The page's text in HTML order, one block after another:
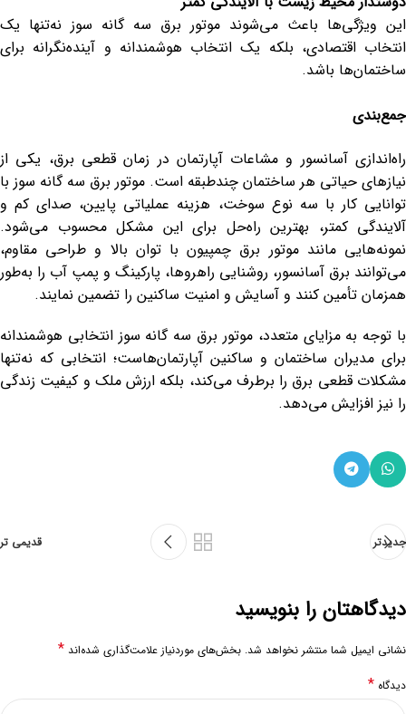
این ویژگی‌ها باعث می‌شوند موتور برق سه گانه سوز نه‌تنها یک
انتخاب اقتصادی، بلکه یک انتخاب هوشمندانه و آینده‌نگرانه برای
ساختمان‌ها باشد.
جمع‌بندی
راه‌اندازی آسانسور و مشاعات آپارتمان در زمان قطعی برق، یکی از
نیازهای حیاتی هر ساختمان چندطبقه است. موتور برق سه گانه سوز با
توانایی کار با سه نوع سوخت، هزینه عملیاتی پایین، صدای کم و
آلایندگی کمتر، بهترین راه‌حل برای این مشکل محسوب می‌شود.
نمونه‌هایی مانند موتور برق چمپیون با توان بالا و طراحی مقاوم،
می‌توانند برق آسانسور، روشنایی راهروها، پارکینگ و پمپ آب را به‌طور
همزمان تأمین کنند و آسایش و امنیت ساکنین را تضمین نمایند.
با توجه به مزایای متعدد، موتور برق سه گانه سوز انتخابی هوشمندانه
برای مدیران ساختمان و ساکنین آپارتمان‌هاست؛ انتخابی که نه‌تنها
مشکلات قطعی برق را برطرف می‌کند، بلکه ارزش ملک و کیفیت زندگی
را نیز افزایش می‌دهد.
جدیدتر قدیمی تر
دیدگاهتان را بنویسید
نشانی ایمیل شما منتشر نخواهد شد. بخش‌های موردنیاز علامت‌گذاری شده‌اند *
دیدگاه *